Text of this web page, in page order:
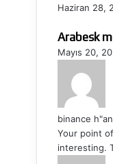
Haziran 28,
Arabesk
Mayıs 20,
binance
Your point
interesting.